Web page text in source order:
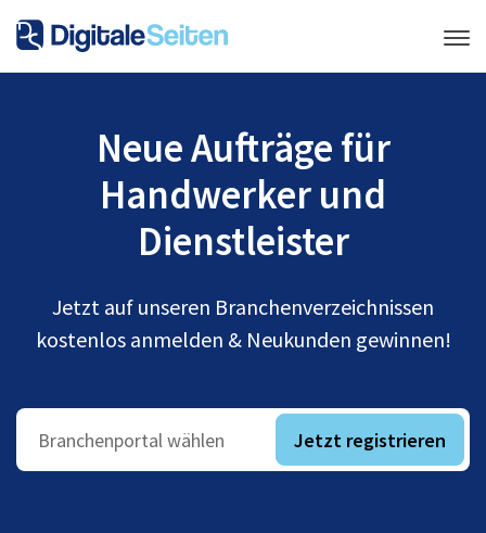
Neue Aufträge für
Handwerker und
Dienstleister
Jetzt auf unseren Branchenverzeichnissen
kostenlos anmelden & Neukunden gewinnen!
Branchenportal wählen Jetzt registrieren